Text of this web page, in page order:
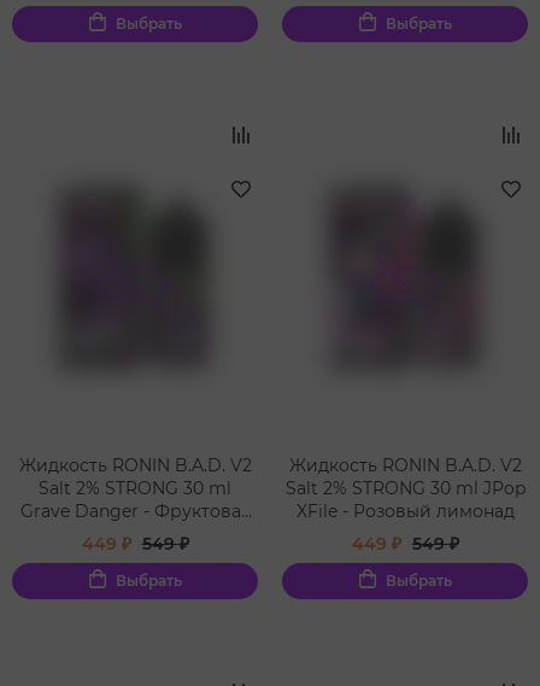
Выбрать Выбрать
Жидкость RONIN B.A.D. V2
Salt 2% STRONG 30 ml
Grave Danger - Фруктовая
жвачка
449 ₽ 549 ₽
Выбрать
Жидкость RONIN B.A.D. V2
Salt 2% STRONG 30 ml JPop
XFile - Розовый лимонад
449 ₽ 549 ₽
Выбрать